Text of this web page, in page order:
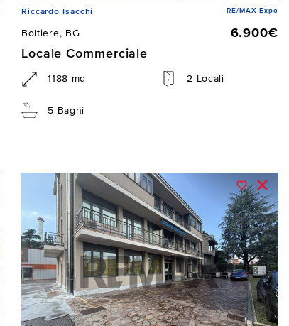
Riccardo Isacchi RE/MAX Expo
Boltiere, BG
6.900€
Locale Commerciale
1188 mq 2 Locali
5 Bagni